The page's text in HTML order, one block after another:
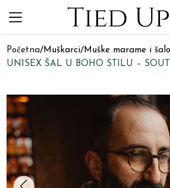
Početna/Muškarci/Muške marame i
UNISEX ŠAL U BOHO STILU –